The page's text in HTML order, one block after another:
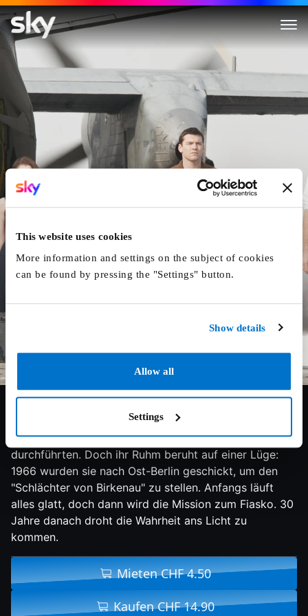
This website uses cookies
More information and settings on the subject of cookies
can be found by pressing the "Settings" button.
Show details
Allow all
Settings
Eine Offene Rechnung
Drei ehemalige Mossad-Agenten sind in Israel
Volkshelden, seit sie eine Operation in Ost-Berlin
durchführten. Doch ihr Ruhm beruht auf einer Lüge:
1966 wurden sie nach Ost-Berlin geschickt, um den
"Schlächter von Birkenau" zu stellen. Anfangs läuft
alles glatt, doch dann wird die Mission zum Fiasko. 30
Jahre danach droht die Wahrheit ans Licht zu
kommen.
Mieten CHF 4.50
Kaufen CHF 14.90